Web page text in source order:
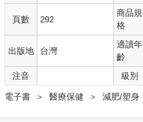
頁數 292
商品規
格
出版地 台灣
適讀年
齡
注音 級別
電子書 ＞ 醫療保健 ＞ 減肥/塑身